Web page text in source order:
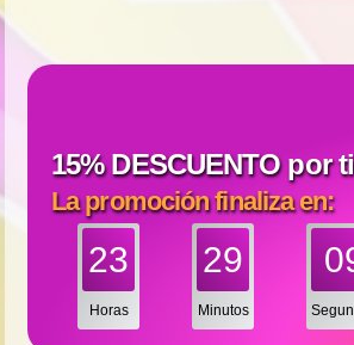
15% DESCUENTO por
La promoción finaliza en:
23
Horas
29
Minutos